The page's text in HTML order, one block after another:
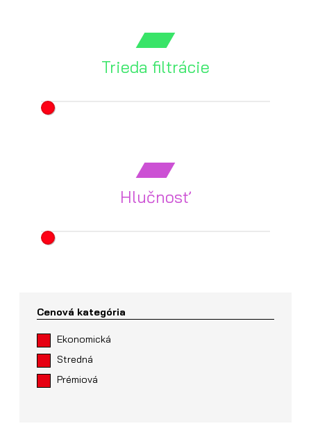
Trieda filtrácie
Hlučnosť
Cenová kategória
Ekonomická
Stredná
Prémiová